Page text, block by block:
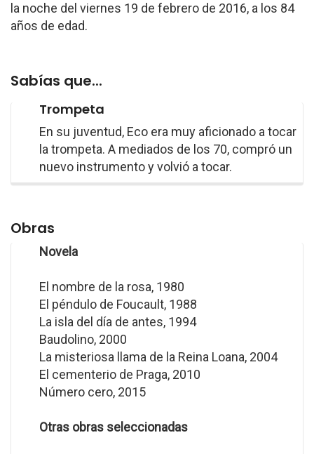
la noche del viernes 19 de febrero de 2016, a los 84
años de edad.
Sabías que...
Trompeta
En su juventud, Eco era muy aficionado a tocar
la trompeta. A mediados de los 70, compró un
nuevo instrumento y volvió a tocar.
Obras
Novela
El nombre de la rosa, 1980
El péndulo de Foucault, 1988
La isla del día de antes, 1994
Baudolino, 2000
La misteriosa llama de la Reina Loana, 2004
El cementerio de Praga, 2010
Número cero, 2015
Otras obras seleccionadas